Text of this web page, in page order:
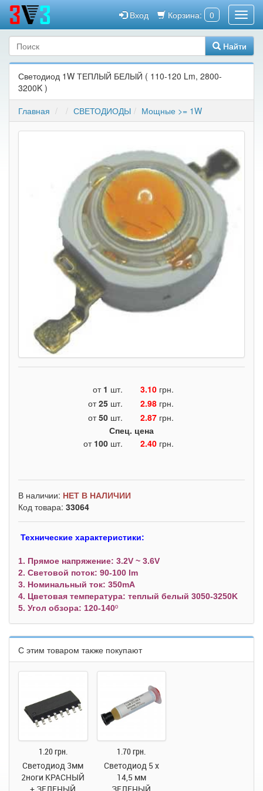
Корзина: 0
Вход
Найти
Светодиод 1W ТЕПЛЫЙ БЕЛЫЙ ( 110-120 Lm, 2800-
3200K )
Главная
СВЕТОДИОДЫ Мощные >= 1W
от 1 шт. 3.10 грн.
от25 шт. 2.98 грн.
от50 шт. 2.87 грн.
Спец. цена
от 100 шт. 2.40 грн.
В наличии: НЕТ В НАЛИЧИИ
Код товара: 33064
Технические характеристики:
1. Прямое напряжение: 3.2V ~ 3.6V
2. Световой поток: 90-100 lm
3. Номинальный ток: 350mA
4. Цветовая температура: теплый белый 3050-3250K
5. Угол обзора: 120-140º
С этим товаром также покупают
1.20 грн.
Светодиод 3мм
2ноги КРАСНЫЙ
+ ЗЕЛЕНЫЙ
1.70 грн.
Светодиод 5 х
14,5 мм
ЗЕЛЕНЫЙ